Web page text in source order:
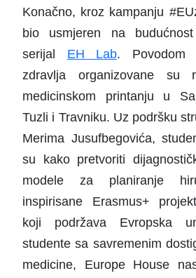
Konačno, kroz kampanju
bio usmjeren na
serijal EH Lab. Povodom
zdravlja organizovane su
medicinskom printanju u
Tuzli i Travniku. Uz podršku
Merima Jusufbegovića,
su kako pretvoriti
modele za planiranje
inspirisane Erasmus+
koji podržava Evropska
studente sa savremenim
medicine, Europe House